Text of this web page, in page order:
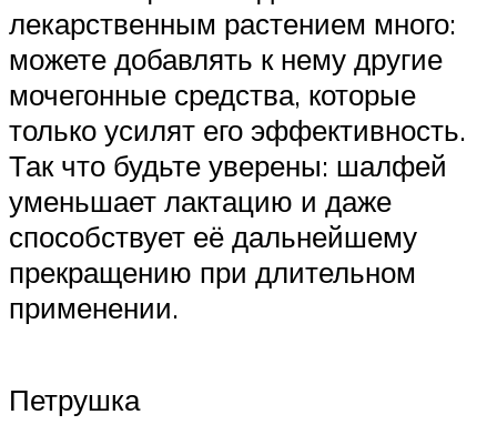
лекарственным растением много:
можете добавлять к нему другие
мочегонные средства, которые
только усилят его эффективность.
Так что будьте уверены: шалфей
уменьшает лактацию и даже
способствует её дальнейшему
прекращению при длительном
применении.
Петрушка